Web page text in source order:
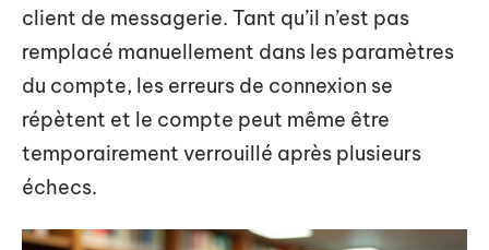
client de messagerie. Tant qu’il n’est pas
remplacé manuellement dans les paramètres
du compte, les erreurs de connexion se
répètent et le compte peut même être
temporairement verrouillé après plusieurs
échecs.